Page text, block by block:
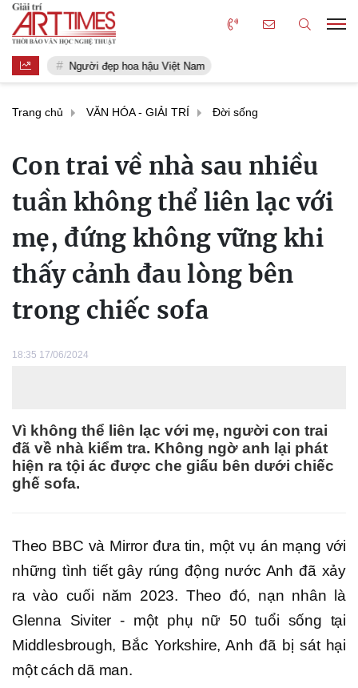
Người đẹp hoa hậu Việt Nam
Trang chủ VĂN HÓA - GIẢI TRÍ Đời sống
Con trai về nhà sau nhiều
tuần không thể liên lạc với
mẹ, đứng không vững khi
thấy cảnh đau lòng bên
trong chiếc sofa
18:35 17/06/2024
Vì không thể liên lạc với mẹ, người con trai
đã về nhà kiểm tra. Không ngờ anh lại phát
hiện ra tội ác được che giấu bên dưới chiếc
ghế sofa.
Theo BBC và Mirror đưa tin, một vụ án mạng với
những tình tiết gây rúng động nước Anh đã xảy
ra vào cuối năm 2023. Theo đó, nạn nhân là
Glenna Siviter - một phụ nữ 50 tuổi sống tại
Middlesbrough, Bắc Yorkshire, Anh đã bị sát hại
một cách dã man.